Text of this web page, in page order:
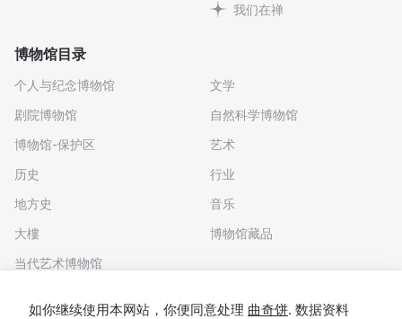
我们在禅
博物馆目录
个人与纪念博物馆
剧院博物馆
博物馆-保护区
历史
地方史
大樓
当代艺术博物馆
文学
自然科学博物馆
艺术
行业
音乐
博物馆藏品
如你继续使用本网站，你便同意处理 曲奇饼. 数据资料